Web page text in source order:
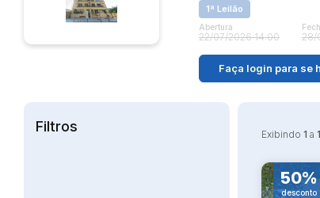
1ª Leilão
Abertura
22/07/2026 14:00 28/
Faça login para se
Filtros Exibindo 1 a 1
50%
desconto